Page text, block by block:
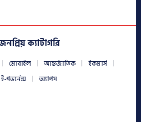
ক্যাটাগরি
মোবাইল আন্তর্জাতিক
ইকমার্স
ই-গভর্নেন্স
অ্যাপস